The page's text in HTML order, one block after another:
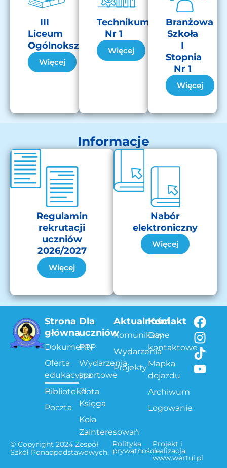
III
Liceum
Ogólnokształcące
Więcej
Technikum
Nr 1
Więcej
Branżowa
Szkoła
I
Stopnia
Nr 1
Więcej
Informacje
Regulamin
rekrutacji
uczniów
2026/2027
Więcej
Nabór
elektroniczny
Więcej
Strona
główna
Dokumenty
Oferta
edukacyjna
Biblioteka
Poczta
Dla
uczniów
PPP
Wydarzenia
sportowe
Złota
Księga
Koła
Zainteresowań
Aktualności
Komunikaty
Wydarzenia
Projekty
Kontakt
Dane
kontaktowe
Mapka
dojazdu
Archiwum
Logowanie
© Copyright 2024 Zespół
Szkół Ponadpodstawowych.
Polityka
prywatności
Projekt i
realizacja:
www.wertui.pl